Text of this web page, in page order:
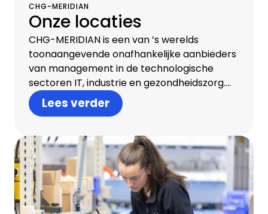
CHG-MERIDIAN
Onze locaties
CHG-MERIDIAN is een van ’s werelds
toonaangevende onafhankelijke aanbieders
van management in de technologische
sectoren IT, industrie en gezondheidszorg.
Wij beschikken over een team van circa
1.600 professionals in meer dan 30 landen en
infrastructuurmanagement, waaronder
consultancy, financiële diensten,
operationele services en remarketing van
gebruikte apparatuur via onze eigen
makelaars- en logistieke centra.
Lees verder